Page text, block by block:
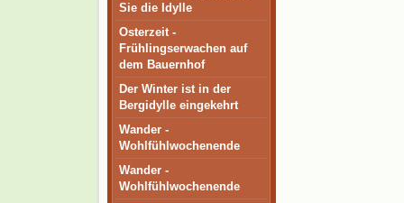
Sie die Idylle
Osterzeit -
Frühlingserwachen auf
dem Bauernhof
Der Winter ist in der
Bergidylle eingekehrt
Wander -
Wohlfühlwochenende
Wander -
Wohlfühlwochenende